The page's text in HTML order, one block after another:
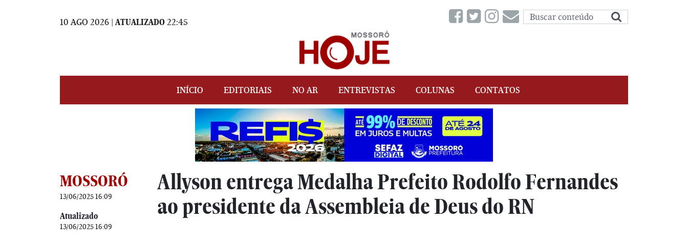
10 AGO 2026 | ATUALIZADO 22:45
INÍCIO EDITORIAIS NO AR ENTREVISTAS COLUNAS CONTATOS
MOSSORÓ
13/06/2025 16:09
Atualizado
13/06/2025 16:09
Allyson entrega Medalha Prefeito Rodolfo Fernandes
ao presidente da Assembleia de Deus do RN